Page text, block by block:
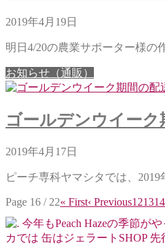
2019年4月19日
明日4/20の農業サポーター様の
お知らせ（通販）
ゴールデンウイー
2019年4月17日
ピーチ専科ヤマシタでは、2019
Page 16 / 22« First‹ Previous121314